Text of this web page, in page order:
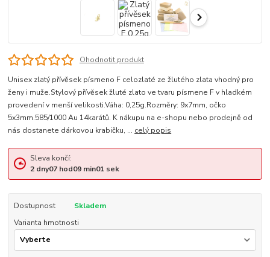
Ohodnotit produkt
Unisex zlatý přívěsek písmeno F celozlaté ze žlutého zlata vhodný pro
ženy i muže.Stylový přívěsek žluté zlato ve tvaru písmene F v hladkém
provedení v menší velikosti.Váha: 0,25g.Rozměry: 9x7mm, očko
5x3mm.585/1000 Au 14karátů. K nákupu na e-shopu nebo prodejně od
nás dostanete dárkovou krabičku, ... celý popis
Sleva končí:
2 dny07hod09min00 sek
Dostupnost
Skladem
Varianta hmotnosti